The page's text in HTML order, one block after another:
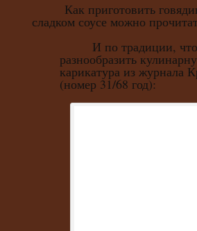
Как приготовить
сладком соусе можно
И по традиции,
разнообразить
карикатура из журнала
(номер 31/68 год):